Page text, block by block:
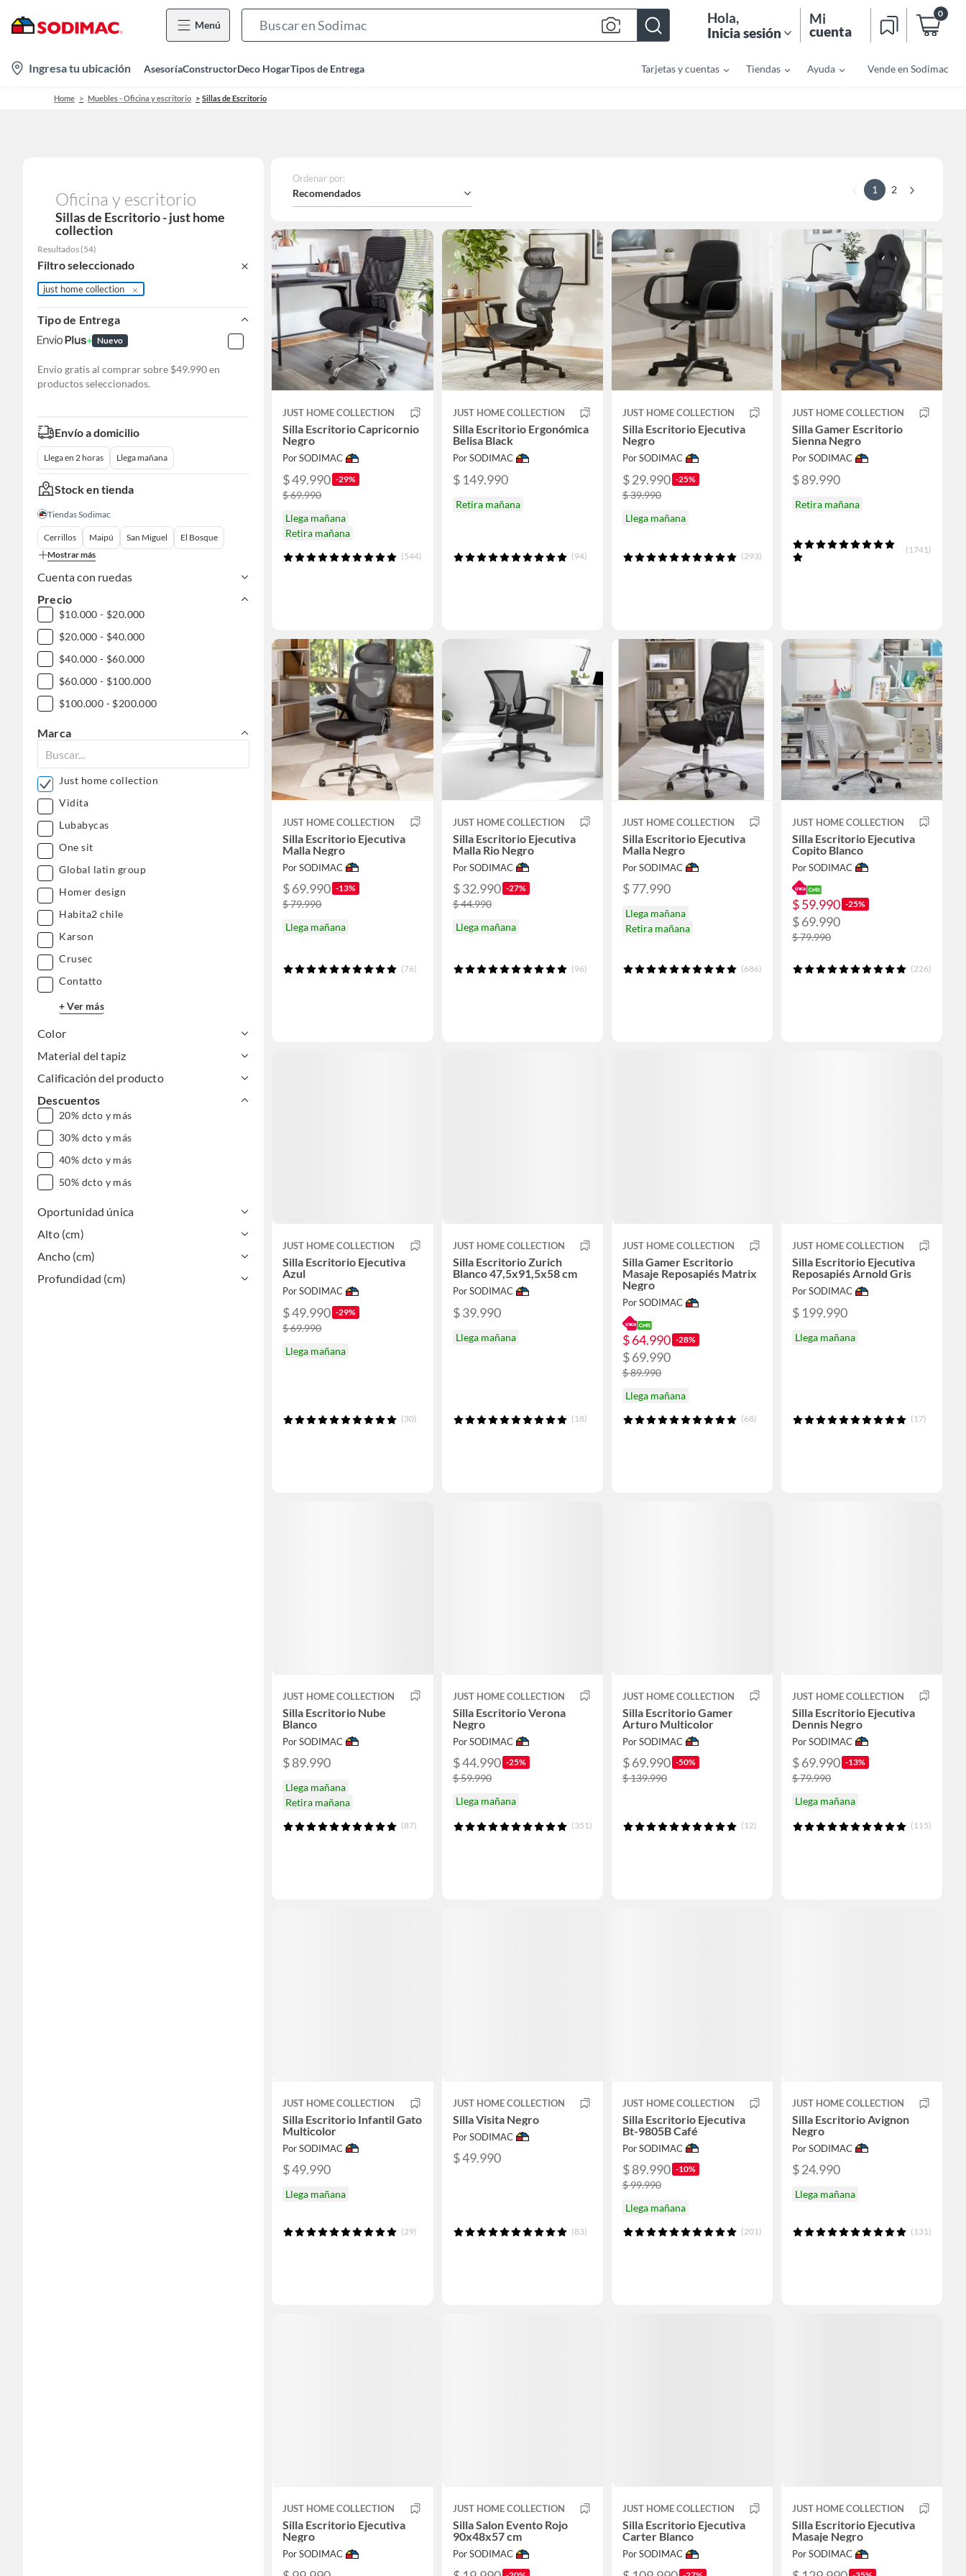
Menú
Bar
Hola,
Inicia sesión
Mi
cuenta
0
location-
icon
Ingresa tu ubicación AsesoríaConstructorDeco HogarTipos de Entrega Tarjetas y cuentas Tiendas Ayuda Vende en Sodimac
Home Muebles - Oficina y escritorio Sillas de Escritorio
Oficina y escritorio
Sillas de Escritorio - just home
collection
Resultados (54)
Filtro seleccionado
just home collection
Tipo de Entrega
Nuevo
Envío gratis al comprar sobre $49.990 en
productos seleccionados.
Envío a domicilio
Llega en 2 horas Llega mañana
Stock en tienda
Tiendas Sodimac
Cerrillos Maipú San Miguel
El Bosque
Mostrar más
Cuenta con ruedas
Precio
$10.000 - $20.000
$20.000 - $40.000
$40.000 - $60.000
$60.000 - $100.000
$100.000 - $200.000
Marca
Just home collection
Vidita
Lubabycas
One sit
Global latin group
Homer design
Habita2 chile
Karson
Crusec
Contatto
+ Ver más
Color
Material del tapiz
Calificación del producto
Descuentos
20% dcto y más
30% dcto y más
40% dcto y más
50% dcto y más
Oportunidad única
Alto (cm)
Ancho (cm)
Profundidad (cm)
Ordenar por:
Recomendados 1 2
JUST HOME COLLECTION
Silla Escritorio Capricornio
Negro
Por SODIMAC
$ 49.990 -29%
$ 69.990
Llega mañana
Retira mañana
(544)
JUST HOME COLLECTION
Silla Escritorio Ergonómica
Belisa Black
Por SODIMAC
$ 149.990
Retira mañana
(94)
JUST HOME COLLECTION
Silla Escritorio Ejecutiva
Negro
Por SODIMAC
$ 29.990 -25%
$ 39.990
Llega mañana
(293)
JUST HOME COLLECTION
Silla Gamer Escritorio
Sienna Negro
Por SODIMAC
$ 89.990
Retira mañana
(1741)
JUST HOME COLLECTION
Silla Escritorio Ejecutiva
Malla Negro
Por SODIMAC
$ 69.990 -13%
$ 79.990
Llega mañana
(76)
JUST HOME COLLECTION
Silla Escritorio Ejecutiva
Malla Rio Negro
Por SODIMAC
$ 32.990 -27%
$ 44.990
Llega mañana
(96)
JUST HOME COLLECTION
Silla Escritorio Ejecutiva
Malla Negro
Por SODIMAC
$ 77.990
Llega mañana
Retira mañana
(686)
JUST HOME COLLECTION
Silla Escritorio Ejecutiva
Copito Blanco
Por SODIMAC
$ 59.990 -25%
$ 69.990
$ 79.990
(226)
JUST HOME COLLECTION
Silla Escritorio Ejecutiva
Azul
Por SODIMAC
$ 49.990 -29%
$ 69.990
Llega mañana
(30)
JUST HOME COLLECTION
Silla Escritorio Zurich
Blanco 47,5x91,5x58 cm
Por SODIMAC
$ 39.990
Llega mañana
(18)
JUST HOME COLLECTION
Silla Gamer Escritorio
Masaje Reposapiés Matrix
Negro
Por SODIMAC
$ 64.990 -28%
$ 69.990
$ 89.990
Llega mañana
(68)
JUST HOME COLLECTION
Silla Escritorio Ejecutiva
Reposapiés Arnold Gris
Por SODIMAC
$ 199.990
Llega mañana
(17)
JUST HOME COLLECTION
Silla Escritorio Nube
Blanco
Por SODIMAC
$ 89.990
Llega mañana
Retira mañana
(87)
JUST HOME COLLECTION
Silla Escritorio Verona
Negro
Por SODIMAC
$ 44.990 -25%
$ 59.990
Llega mañana
(351)
JUST HOME COLLECTION
Silla Escritorio Gamer
Arturo Multicolor
Por SODIMAC
$ 69.990 -50%
$ 139.990
(12)
JUST HOME COLLECTION
Silla Escritorio Ejecutiva
Dennis Negro
Por SODIMAC
$ 69.990 -13%
$ 79.990
Llega mañana
(115)
JUST HOME COLLECTION
Silla Escritorio Infantil Gato
Multicolor
Por SODIMAC
$ 49.990
Llega mañana
(29)
JUST HOME COLLECTION
Silla Visita Negro
Por SODIMAC
$ 49.990
(83)
JUST HOME COLLECTION
Silla Escritorio Ejecutiva
Bt-9805B Café
Por SODIMAC
$ 89.990 -10%
$ 99.990
Llega mañana
(201)
JUST HOME COLLECTION
Silla Escritorio Avignon
Negro
Por SODIMAC
$ 24.990
Llega mañana
(131)
JUST HOME COLLECTION
Silla Escritorio Ejecutiva
Negro
Por SODIMAC
JUST HOME COLLECTION
Silla Salon Evento Rojo
90x48x57 cm
Por SODIMAC
JUST HOME COLLECTION
Silla Escritorio Ejecutiva
Carter Blanco
Por SODIMAC
JUST HOME COLLECTION
Silla Escritorio Ejecutiva
Masaje Negro
Por SODIMAC